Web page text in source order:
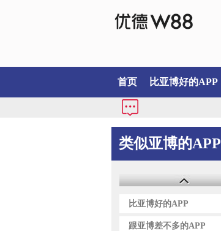
首页 比亚博好的APP
类似亚博的APP
比亚博好的APP
跟亚博差不多的APP